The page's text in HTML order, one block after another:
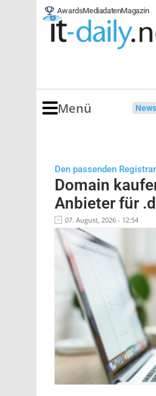
AwardsMediadatenMagazin
Menü
Den passenden
Domain
Anbieter für
07. August, 2026 - 12:54